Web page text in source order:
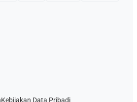
Kebijakan Data Pribadi